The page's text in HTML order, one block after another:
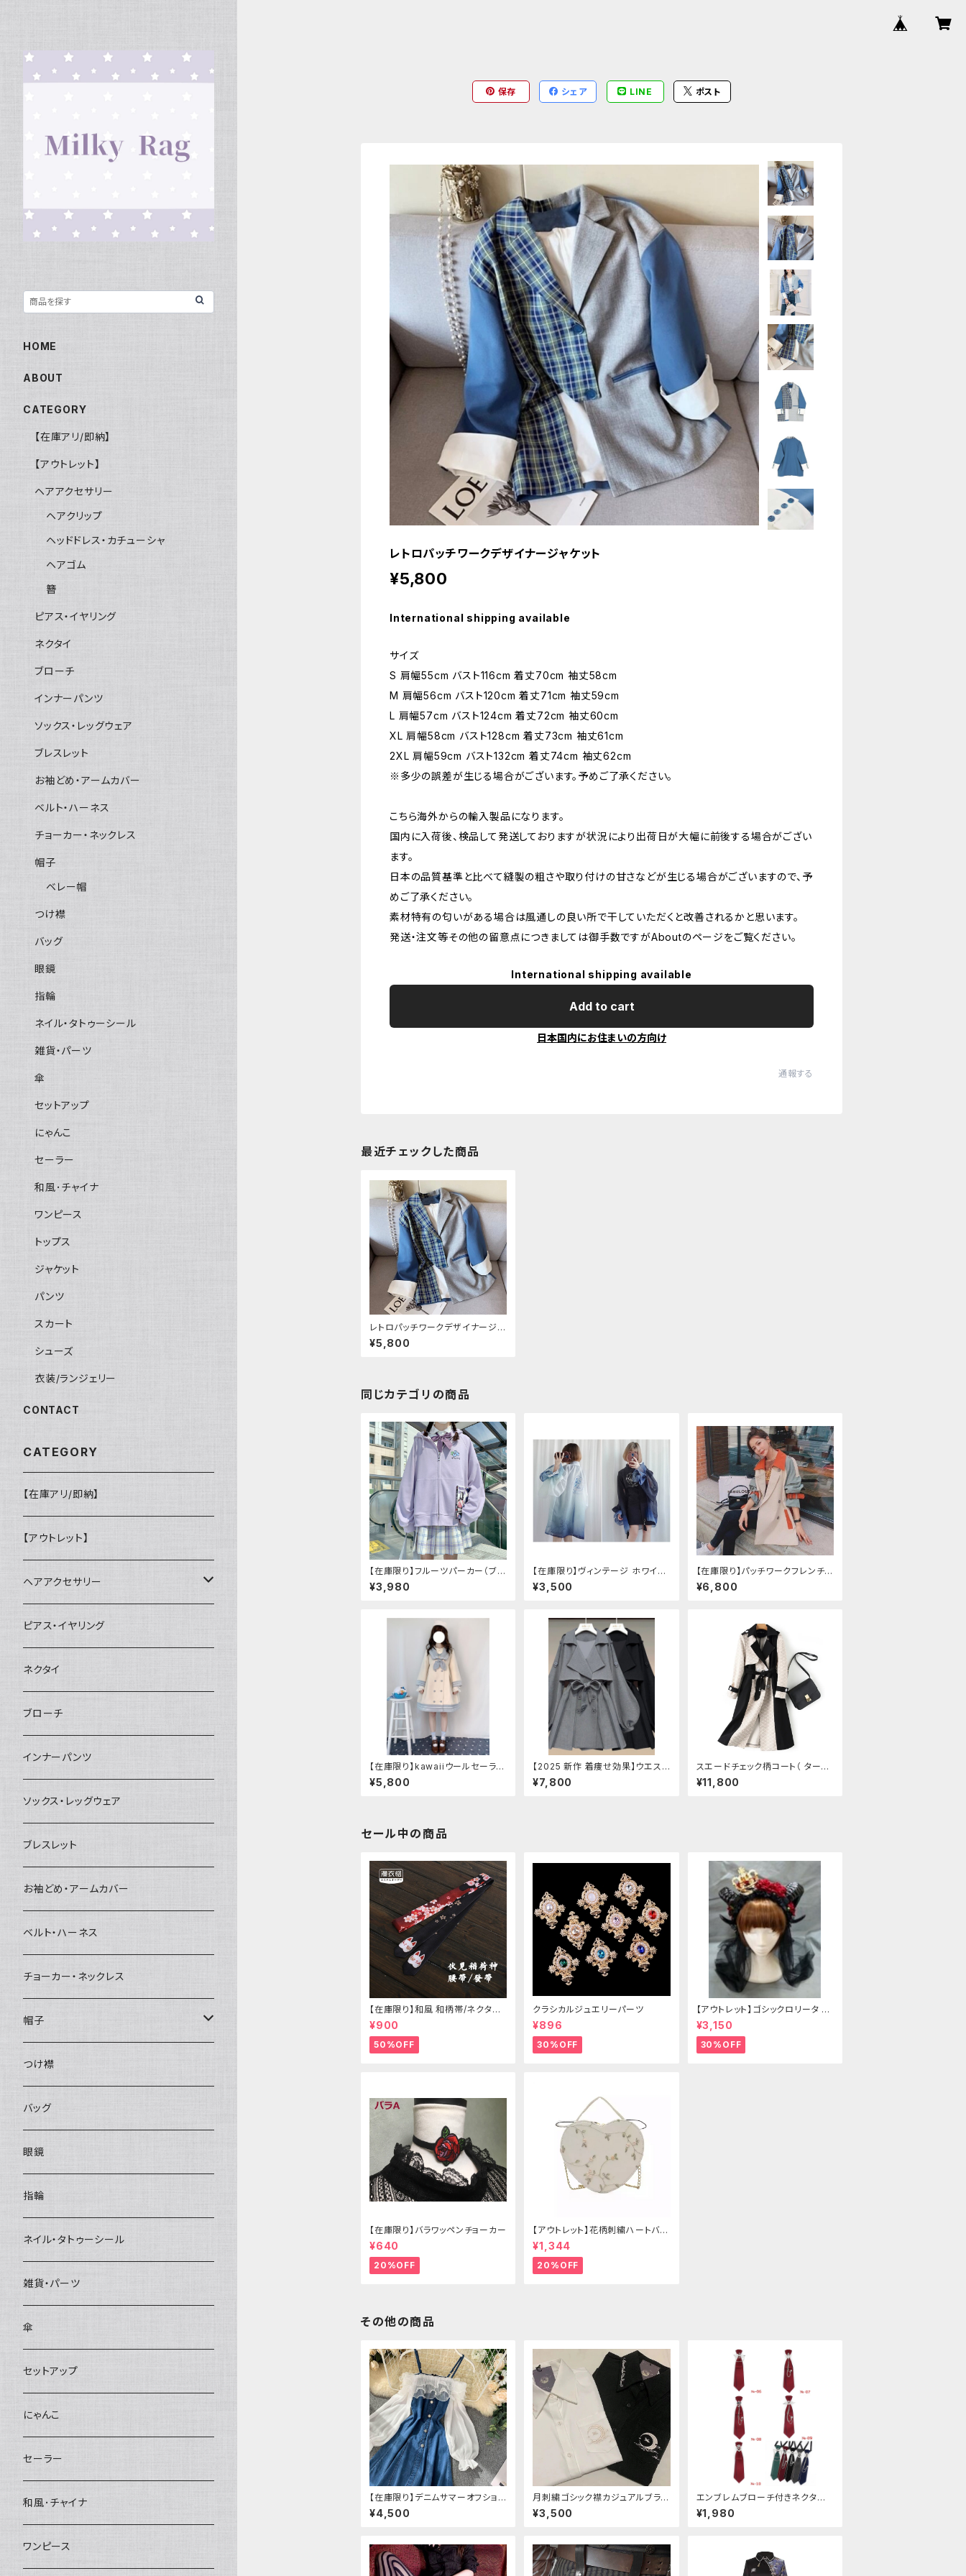
保存 シェア LINE ポスト
レトロパッチワークデザイナージャケット
¥5,800
International shipping available
サイズ
S 肩幅55cm バスト116cm 着丈70cm 袖丈58cm
M 肩幅56cm バスト120cm 着丈71cm 袖丈59cm
L 肩幅57cm バスト124cm 着丈72cm 袖丈60cm
XL 肩幅58cm バスト128cm 着丈73cm 袖丈61cm
2XL 肩幅59cm バスト132cm 着丈74cm 袖丈62cm
※多少の誤差が生じる場合がございます。予めご了承ください。
こちら海外からの輸入製品になります。
国内に入荷後、検品して発送しておりますが状況により出荷日が大幅に前後する場合がござい
ます。
日本の品質基準と比べて縫製の粗さや取り付けの甘さなどが生じる場合がございますので、予
めご了承ください。
素材特有の匂いがある場合は風通しの良い所で干していただくと改善されるかと思います。
発送・注文等その他の留意点につきましては御手数ですがAboutのページをご覧ください。
International shipping available
Add to cart
日本国内にお住まいの方向け
通報する
最近チェックした商品
レトロパッチワークデザイナージャ
ケット
¥5,800
同じカテゴリの商品
【在庫限り】フルーツパーカー（ブル
べリ、ブドウ、キウイ、チェリー、ぶど
う
¥3,980
【在庫限り】ヴィンテージ ホワイト
タイガー チョンサム ショートスリ
ーブ
¥3,500
【在庫限り】パッチワークフレンチコ
ート（ショート/ロング）
¥6,800
【在庫限り】kawaiiウールセーラー
ジャケット(胸元リボン付き) Mサイ
ズ
¥5,800
【2025 新作 着痩せ効果】ウエスト
シェイプセミロングコート
¥7,800
スエードチェック柄コート（ ターン
ダウンカラー ダブルブレスト ウエ
ストシェイプ 鹿革風スエード
¥11,800
セール中の商品
【在庫限り】和風 和柄帯/ネクタイ/
リボン（狐面/金魚
¥900
50%OFF
クラシカルジュエリーパーツ
¥896
30%OFF
【アウトレット】ゴシックロリータ ゴ
ールドクラウン＆ホーン(ヴェール
付き)
¥3,150
30%OFF
【在庫限り】バラワッペンチョーカー
¥640
20%OFF
【アウトレット】花柄刺繍ハートバッ
グ
¥1,344
20%OFF
その他の商品
【在庫限り】デニムサマーオフショル
ダーワンピース（ミニ丈
¥4,500
月刺繍ゴシック襟カジュアルブラウ
ス(長袖)
¥3,500
エンブレムブローチ付きネクタイ
(レッド)
¥1,980
HOME
ABOUT
CATEGORY
【在庫アリ/即納】
【アウトレット】
ヘアアクセサリー
ヘアクリップ
ヘッドドレス・カチューシャ
ヘアゴム
簪
ピアス・イヤリング
ネクタイ
ブローチ
インナーパンツ
ソックス・レッグウェア
ブレスレット
お袖どめ・アームカバー
ベルト・ハーネス
チョーカー・ネックレス
帽子
ベレー帽
つけ襟
バッグ
眼鏡
指輪
ネイル・タトゥーシール
雑貨・パーツ
傘
セットアップ
にゃんこ
セーラー
和風･チャイナ
ワンピース
トップス
ジャケット
パンツ
スカート
シューズ
衣装/ランジェリー
CONTACT
CATEGORY
【在庫アリ/即納】
【アウトレット】
ヘアアクセサリー
ヘアクリップ
ヘッドドレス・カチューシャ
ヘアゴム
簪
ピアス・イヤリング
ネクタイ
ブローチ
インナーパンツ
ソックス・レッグウェア
ブレスレット
お袖どめ・アームカバー
ベルト・ハーネス
チョーカー・ネックレス
帽子
ベレー帽
つけ襟
バッグ
眼鏡
指輪
ネイル・タトゥーシール
雑貨・パーツ
傘
セットアップ
にゃんこ
セーラー
和風･チャイナ
ワンピース